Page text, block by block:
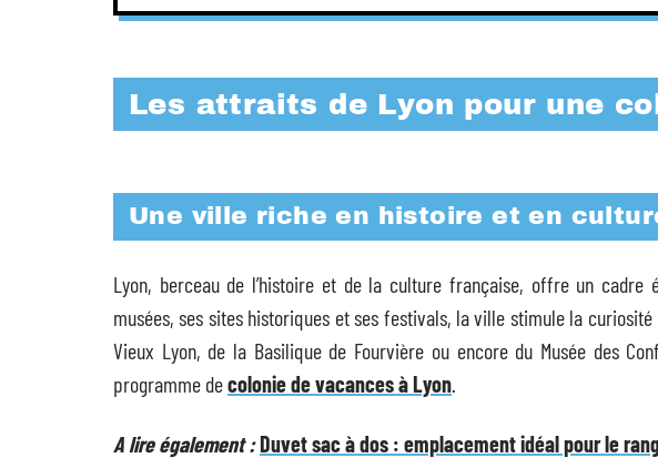
Les attraits de Lyon pour une
Une ville riche en histoire et en
Lyon, berceau de l’histoire et de la culture française, offre un
musées, ses sites historiques et ses festivals, la ville stimule la
Vieux Lyon, de la Basilique de Fourvière ou encore du Musée des
programme decolonie de vacances à Lyon.
A lire également :Duvet sac à dos : emplacement idéal pour le